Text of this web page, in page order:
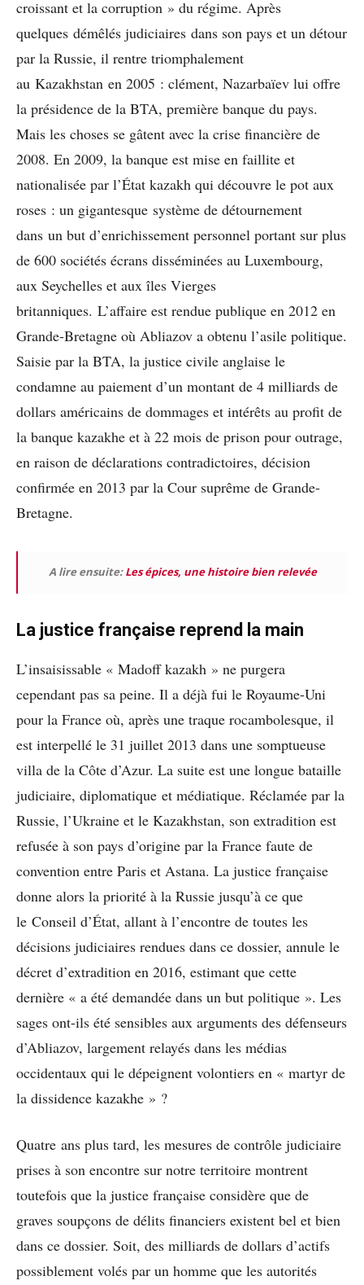
croissant et la corruption » du régime. Après
quelques démêlés judiciaires dans son pays et un détour
par la Russie, il rentre triomphalement
au Kazakhstan en 2005 : clément, Nazarbaïev lui offre
la présidence de la BTA, première banque du pays.
Mais les choses se gâtent avec la crise financière de
2008. En 2009, la banque est mise en faillite et
nationalisée par l’État kazakh qui découvre le pot aux
roses : un gigantesque système de détournement
dans un but d’enrichissement personnel portant sur plus
de 600 sociétés écrans disséminées au Luxembourg,
aux Seychelles et aux îles Vierges
britanniques. L’affaire est rendue publique en 2012 en
Grande-Bretagne où Abliazov a obtenu l’asile politique.
Saisie par la BTA, la justice civile anglaise le
condamne au paiement d’un montant de 4 milliards de
dollars américains de dommages et intérêts au profit de
la banque kazakhe et à 22 mois de prison pour outrage,
en raison de déclarations contradictoires, décision
confirmée en 2013 par la Cour suprême de Grande-
Bretagne.
A lire ensuite:Les épices, une histoire bien relevée
La justice française reprend la main
L’insaisissable « Madoff kazakh » ne purgera
cependant pas sa peine. Il a déjà fui le Royaume-Uni
pour la France où, après une traque rocambolesque, il
est interpellé le 31 juillet 2013 dans une somptueuse
villa de la Côte d’Azur. La suite est une longue bataille
judiciaire, diplomatique et médiatique. Réclamée par la
Russie, l’Ukraine et le Kazakhstan, son extradition est
refusée à son pays d’origine par la France faute de
convention entre Paris et Astana. La justice française
donne alors la priorité à la Russie jusqu’à ce que
le Conseil d’État, allant à l’encontre de toutes les
décisions judiciaires rendues dans ce dossier, annule le
décret d’extradition en 2016, estimant que cette
dernière « a été demandée dans un but politique ». Les
sages ont-ils été sensibles aux arguments des défenseurs
d’Abliazov, largement relayés dans les médias
occidentaux qui le dépeignent volontiers en « martyr de
la dissidence kazakhe » ?
Quatre ans plus tard, les mesures de contrôle judiciaire
prises à son encontre sur notre territoire montrent
toutefois que la justice française considère que de
graves soupçons de délits financiers existent bel et bien
dans ce dossier. Soit, des milliards de dollars d’actifs
possiblement volés par un homme que les autorités